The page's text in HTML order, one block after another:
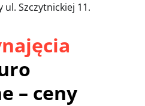
ul. Szczytnickiej 11.
– ceny